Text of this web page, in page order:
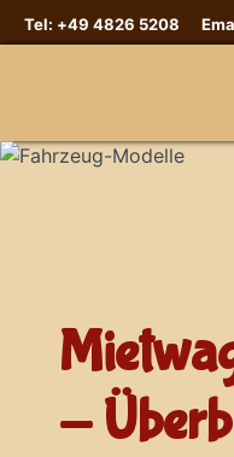
Tel: +49 4826 5208
-